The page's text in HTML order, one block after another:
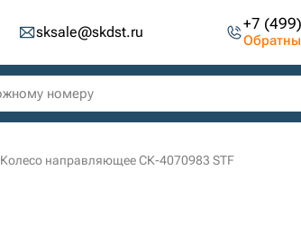
sksale@skdst.ru +7
Колесо направляющее СК-4070983 STF